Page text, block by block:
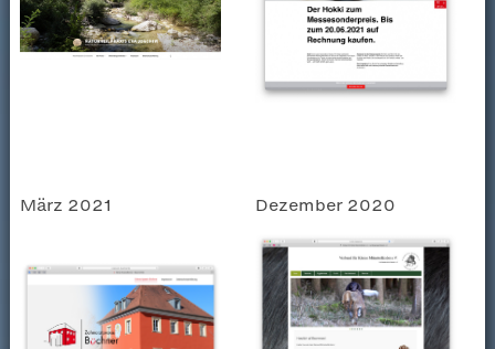
März 2021 Dezember 2020